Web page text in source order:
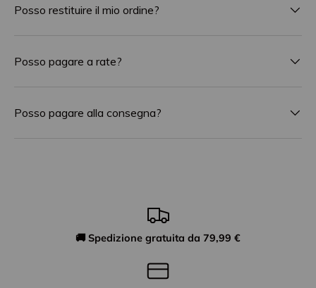
Posso restituire il mio ordine?
Posso pagare a rate?
Posso pagare alla consegna?
🚚 Spedizione gratuita da 79,99 €